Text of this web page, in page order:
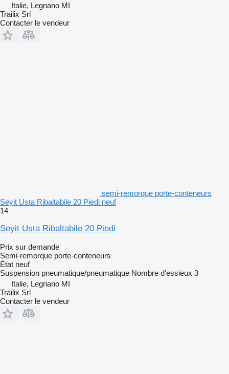
Italie, Legnano MI
Trailix Srl
Contacter le vendeur
semi-remorque porte-conteneurs
Seyit Usta Ribaltabile 20 Piedi neuf
14
Seyit Usta Ribaltabile 20 Piedi
Prix sur demande
Semi-remorque porte-conteneurs
État neuf
Suspension pneumatique/pneumatique Nombre d'essieux 3
Italie, Legnano MI
Trailix Srl
Contacter le vendeur